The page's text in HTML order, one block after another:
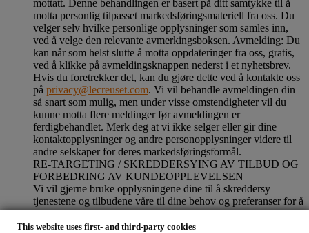
This website uses first- and third-party cookies
mottatt. Denne behandlingen er basert på ditt samtykke til å
motta personlig tilpasset markedsføringsmateriell fra oss. Du
velger selv hvilke personlige opplysninger som samles inn,
ved å velge den relevante avmerkingsboksen. Avmelding: Du
kan når som helst slutte å motta oppdateringer fra oss, gratis,
ved å klikke på avmeldingsknappen nederst i et nyhetsbrev.
Hvis du foretrekker det, kan du gjøre dette ved å kontakte oss
på privacy@lecreuset.com. Vi vil behandle avmeldingen din
så snart som mulig, men under visse omstendigheter vil du
kunne motta flere meldinger før avmeldingen er
ferdigbehandlet. Merk deg at vi ikke selger eller gir dine
kontaktopplysninger og andre personopplysninger videre til
andre selskaper for deres markedsføringsformål.
RE-TARGETING / SKREDDERSYING AV TILBUD OG
FORBEDRING AV KUNDEOPPLEVELSEN
Vi vil gjerne bruke opplysningene dine til å skreddersy
tjenestene og tilbudene våre til dine behov og preferanser for å
gi deg en personlig tilpasset kundeopplevelse hos Le Creuset.
Vi gjør dette ved å analysere dine vaner og interesser, for